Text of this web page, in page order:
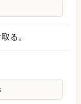
る。